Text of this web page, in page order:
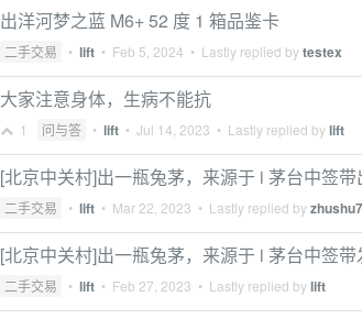
出洋河梦之蓝 M6+ 52 度 1 箱品鉴卡
二手交易 • lift • Feb 5, 2024 • Lastly replied bytestex
大家注意身体，生病不能抗
1 问与答 • lift • Jul 14, 2023 • Lastly replied bylift
[北京中关村]出一瓶兔茅，来源于 i 茅台中签
二手交易 • lift • Mar 22, 2023 • Lastly replied by
[北京中关村]出一瓶兔茅，来源于 i 茅台中签
二手交易 • lift • Feb 27, 2023 • Lastly replied bylift